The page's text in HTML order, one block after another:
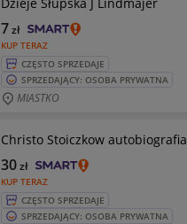
KUP TERAZ
7zł
CZĘSTO SPRZEDAJE
SPRZEDAJĄCY: OSOBA PRYWATNA
MIASTKO
Christo Stoiczkow autobiografia
KUP TERAZ
30zł
CZĘSTO SPRZEDAJE
SPRZEDAJĄCY: OSOBA PRYWATNA